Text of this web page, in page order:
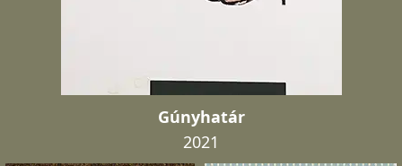
Gúnyhatár
2021